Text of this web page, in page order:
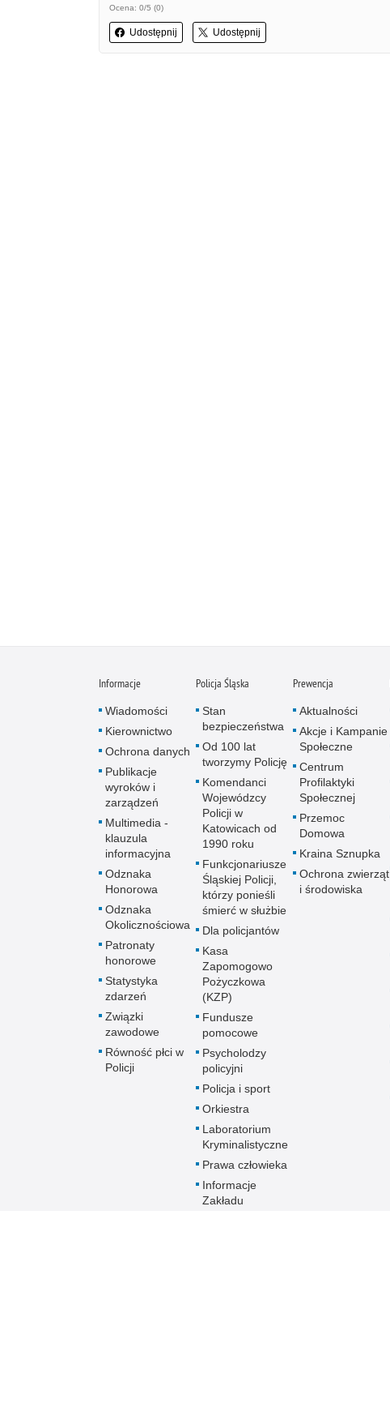
Ocena: 0/5 (0)
Udostępnij Udostępnij
Informacje
Wiadomości
Kierownictwo
Ochrona danych
Publikacje
wyroków i
zarządzeń
Multimedia -
klauzula
informacyjna
Odznaka
Honorowa
Odznaka
Okolicznościowa
Patronaty
honorowe
Statystyka
zdarzeń
Związki
zawodowe
Równość płci w
Policji
Policja Śląska
Stan
bezpieczeństwa
Od 100 lat
tworzymy Policję
Komendanci
Wojewódzcy
Policji w
Katowicach od
1990 roku
Funkcjonariusze
Śląskiej Policji,
którzy ponieśli
śmierć w służbie
Dla policjantów
Kasa
Zapomogowo
Pożyczkowa
(KZP)
Fundusze
pomocowe
Psycholodzy
policyjni
Policja i sport
Orkiestra
Laboratorium
Kryminalistyczne
Prawa człowieka
Informacje
Zakładu
Prewencja
Aktualności
Akcje i Kampanie
Społeczne
Centrum
Profilaktyki
Społecznej
Przemoc
Domowa
Kraina Sznupka
Ochrona zwierząt
i środowiska